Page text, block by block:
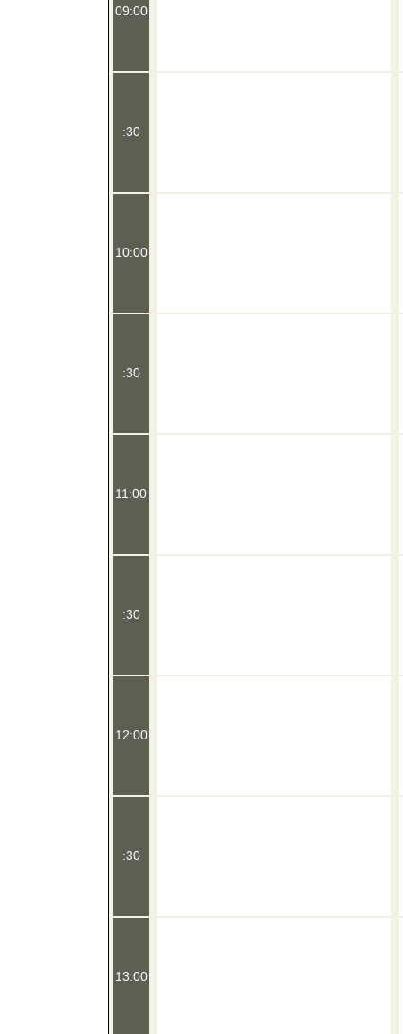
09:00
:30
10:00
:30
11:00
:30
12:00
:30
13:00